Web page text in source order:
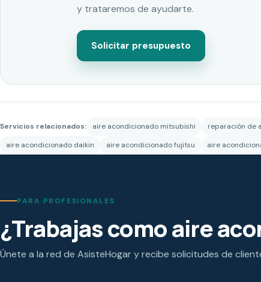
y trataremos de ayudarte.
Solicitar presupuesto
Servicios relacionados: aire acondicionado mitsubishi reparación de
aire acondicionado daikin
aire acondicionado fujitsu aire
PARA PROFESIONALES
¿Trabajas como aire
Únete a la red de AsisteHogar y recibe solicitudes de